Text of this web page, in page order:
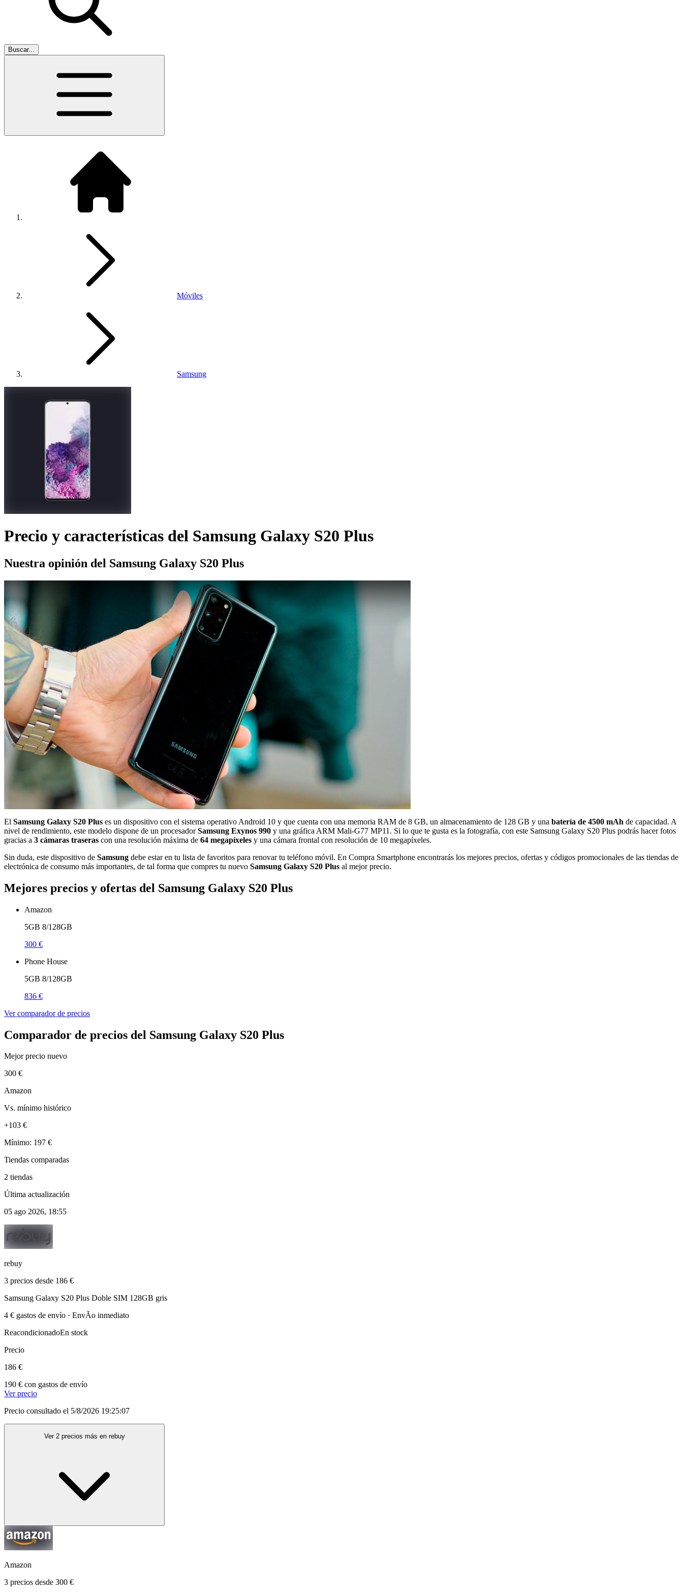
Buscar...
Móviles
Samsung
Precio y características del Samsung Galaxy S20 Plus
Nuestra opinión del Samsung Galaxy S20 Plus
El Samsung Galaxy S20 Plus es un dispositivo con el sistema operativo Android 10 y que cuenta con una memoria RAM de 8 GB, un almacenamiento de 128 GB y una batería de 4500 mAh de capacidad. A
nivel de rendimiento, este modelo dispone de un procesadorSamsung Exynos 990 y una gráfica ARM Mali-G77 MP11. Si lo que te gusta es la fotografía, con este Samsung Galaxy S20 Plus podrás hacer fotos
gracias a 3 cámaras traseras con una resolución máxima de 64 megapíxeles y una cámara frontal con resolución de 10 megapíxeles.
Sin duda, este dispositivo de Samsung debe estar en tu lista de favoritos para renovar tu teléfono móvil. En Compra Smartphone encontrarás los mejores precios, ofertas y códigos promocionales de las tiendas de
electrónica de consumo más importantes, de tal forma que compres tu nuevo Samsung Galaxy S20 Plus al mejor precio.
Mejores precios y ofertas del Samsung Galaxy S20 Plus
Amazon
5GB 8/128GB
300 €
Phone House
5GB 8/128GB
836 €
Ver comparador de precios
Comparador de precios del Samsung Galaxy S20 Plus
Mejor precio nuevo
300 €
Amazon
Vs. mínimo histórico
+103 €
Mínimo: 197 €
Tiendas comparadas
2 tiendas
Última actualización
05 ago 2026, 18:55
rebuy
3 precios desde 186 €
Samsung Galaxy S20 Plus Doble SIM 128GB gris
4 € gastos de envío · EnvÃ­o inmediato
ReacondicionadoEn stock
Precio
186 €
190 € con gastos de envío
Ver precio
Precio consultado el 5/8/2026 19:25:07
Ver 2 precios más en rebuy
Amazon
3 precios desde 300 €